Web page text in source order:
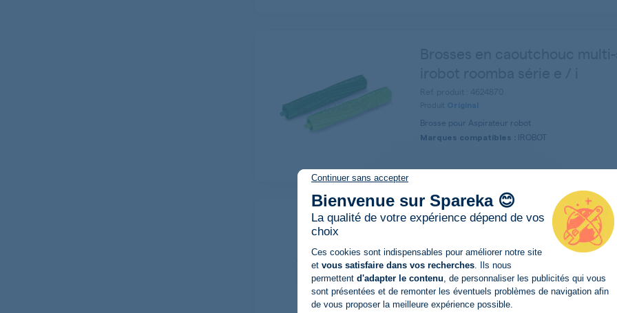
Continuer sans accepter
Bienvenue sur Spareka 😊
La qualité de votre expérience dépend de vos
choix
Plateforme de Gestion du
Ces cookies sont indispensables pour améliorer notre site
et vous satisfaire dans vos recherches. Ils nous
permettent d'adapter le contenu, de personnaliser les publicités qui vous
sont présentées et de remonter les éventuels problèmes de navigation afin
de vous proposer la meilleure expérience possible.
Axeptio consent
Original
Brosse pour Aspirateur robot
Marques compatibles : IROBOT
Brosses à rouleaux pour
Ref. produit : 4419704
Brosse pour Aspirateur robot
Marques compatibles :IROBOT